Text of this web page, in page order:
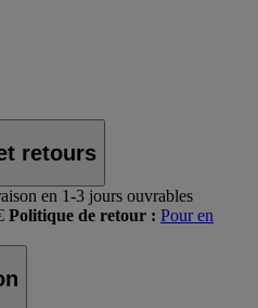
retours
en 1-3 jours ouvrables
Politique de retour : Pour en